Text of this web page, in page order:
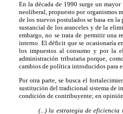
En la década de 1990 surge un
neoliberal, propuesto por organismos
de los nuevos postulados se basa en
sustancial de los aranceles y de la
embargo, no se trata de permitir una
interno. El déficit que se ocasionaría
los impuestos al consumo y por la
administración tributaria porque,
cambios de política introducidos para
Por otra parte, se busca el
sustitución del tradicional sistema de
condición de contribuyente; en
(...) la estrategia de eficiencia